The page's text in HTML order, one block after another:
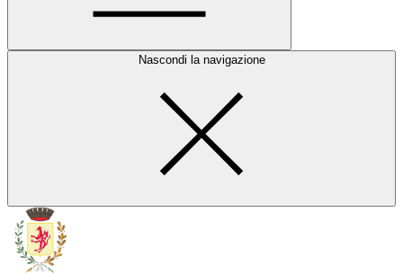
Nascondi la navigazione